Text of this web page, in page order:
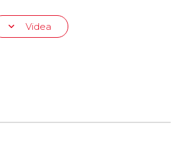
Videa